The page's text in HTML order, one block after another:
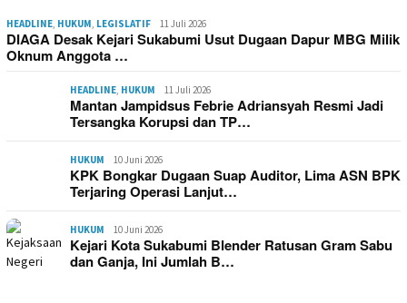
HEADLINE, HUKUM, LEGISLATIF 11 Juli 2026
DIAGA Desak Kejari Sukabumi Usut Dugaan Dapur MBG Milik
Oknum Anggota …
HEADLINE, HUKUM 11 Juli 2026
Mantan Jampidsus Febrie Adriansyah Resmi Jadi
Tersangka Korupsi dan TP…
HUKUM 10 Juni 2026
KPK Bongkar Dugaan Suap Auditor, Lima ASN BPK
Terjaring Operasi Lanjut…
HUKUM 10 Juni 2026
Kejari Kota Sukabumi Blender Ratusan Gram Sabu
dan Ganja, Ini Jumlah B…